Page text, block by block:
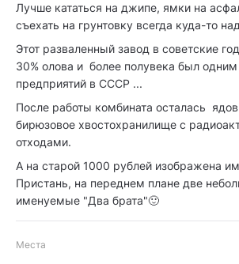
Лучше кататься на джипе, ямки на
съехать на грунтовку всегда куда-то
Этот разваленный завод в советские
30% олова и более полувека был
предприятий в СССР ...
После работы комбината осталась
бирюзовое хвостохранилище с
отходами.
А на старой 1000 рублей изображена
Пристань, на переднем плане две
именуемые "Два брата"🙂
Места